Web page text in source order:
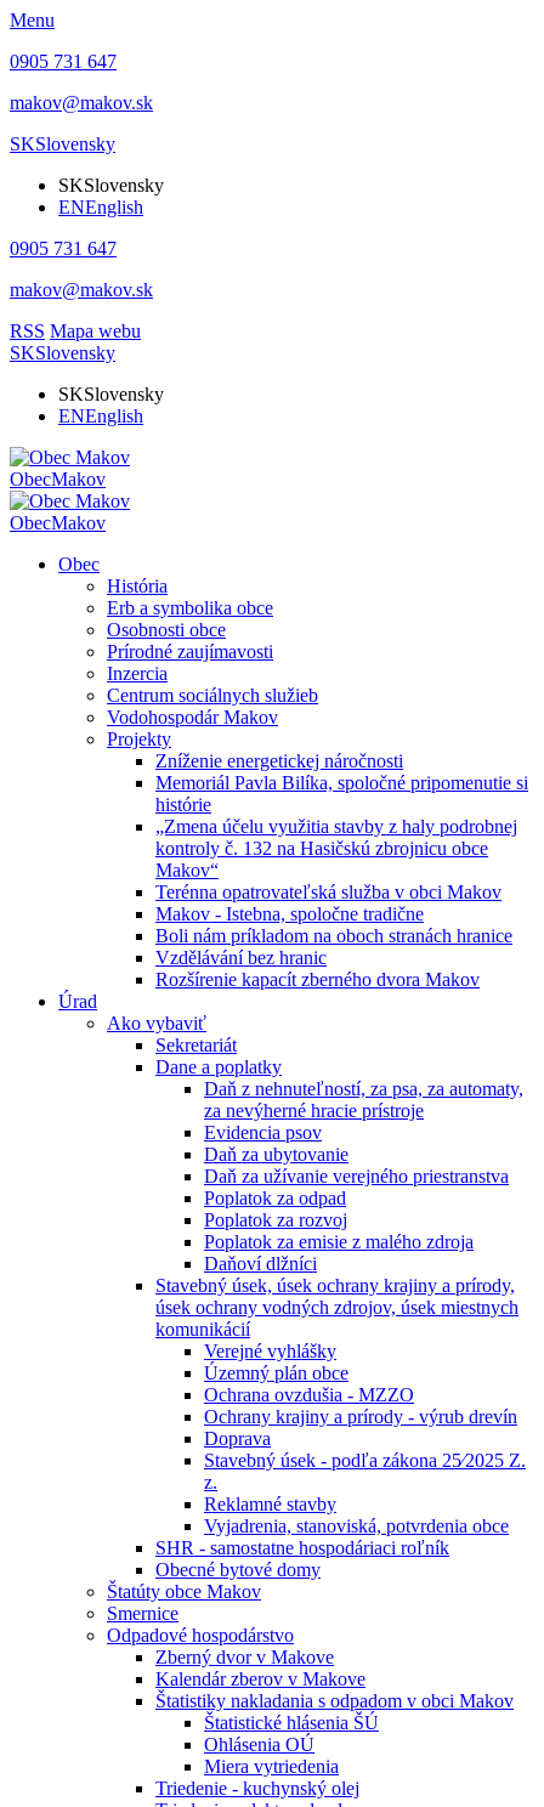
Menu
0905 731 647
makov@makov.sk
SKSlovensky
SKSlovensky
ENEnglish
0905 731 647
makov@makov.sk
RSS Mapa webu
SKSlovensky
SKSlovensky
ENEnglish
ObecMakov
ObecMakov
Obec
História
Erb a symbolika obce
Osobnosti obce
Prírodné zaujímavosti
Inzercia
Centrum sociálnych služieb
Vodohospodár Makov
Projekty
Zníženie energetickej náročnosti
Memoriál Pavla Bilíka, spoločné pripomenutie si
histórie
„Zmena účelu využitia stavby z haly podrobnej
kontroly č. 132 na Hasičskú zbrojnicu obce
Makov“
Terénna opatrovateľská služba v obci Makov
Makov - Istebna, spoločne tradične
Boli nám príkladom na oboch stranách hranice
Vzdělávání bez hranic
Rozšírenie kapacít zberného dvora Makov
Úrad
Ako vybaviť
Sekretariát
Dane a poplatky
Daň z nehnuteľností, za psa, za automaty,
za nevýherné hracie prístroje
Evidencia psov
Daň za ubytovanie
Daň za užívanie verejného priestranstva
Poplatok za odpad
Poplatok za rozvoj
Poplatok za emisie z malého zdroja
Daňoví dlžníci
Stavebný úsek, úsek ochrany krajiny a prírody,
úsek ochrany vodných zdrojov, úsek miestnych
komunikácií
Verejné vyhlášky
Územný plán obce
Ochrana ovzdušia - MZZO
Ochrany krajiny a prírody - výrub drevín
Doprava
Stavebný úsek - podľa zákona 25⁄2025 Z.
z.
Reklamné stavby
Vyjadrenia, stanoviská, potvrdenia obce
SHR - samostatne hospodáriaci roľník
Obecné bytové domy
Štatúty obce Makov
Smernice
Odpadové hospodárstvo
Zberný dvor v Makove
Kalendár zberov v Makove
Štatistiky nakladania s odpadom v obci Makov
Štatistické hlásenia ŠÚ
Ohlásenia OÚ
Miera vytriedenia
Triedenie - kuchynský olej